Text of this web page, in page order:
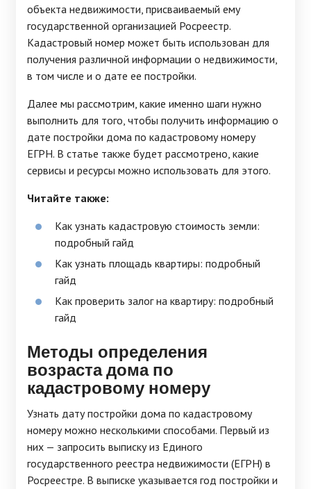
объекта недвижимости, присваиваемый ему
государственной организацией Росреестр.
Кадастровый номер может быть использован для
получения различной информации о недвижимости,
в том числе и о дате ее постройки.
Далее мы рассмотрим, какие именно шаги нужно
выполнить для того, чтобы получить информацию о
дате постройки дома по кадастровому номеру
ЕГРН. В статье также будет рассмотрено, какие
сервисы и ресурсы можно использовать для этого.
Читайте также:
Как узнать кадастровую стоимость земли:
подробный гайд
Как узнать площадь квартиры: подробный
гайд
Как проверить залог на квартиру: подробный
гайд
Методы определения
возраста дома по
кадастровому номеру
Узнать дату постройки дома по кадастровому
номеру можно несколькими способами. Первый из
них — запросить выписку из Единого
государственного реестра недвижимости (ЕГРН) в
Росреестре. В выписке указывается год постройки и